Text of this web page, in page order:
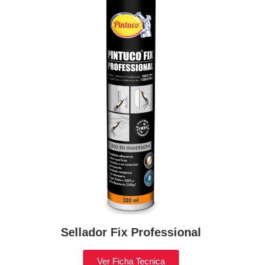
Sellador Fix Professional
Ver Ficha Tecnica